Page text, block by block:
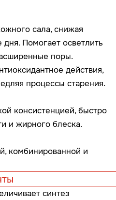
за
клеток,
препятствует
процессы
коллагена и
и
радикалами,
продлевает